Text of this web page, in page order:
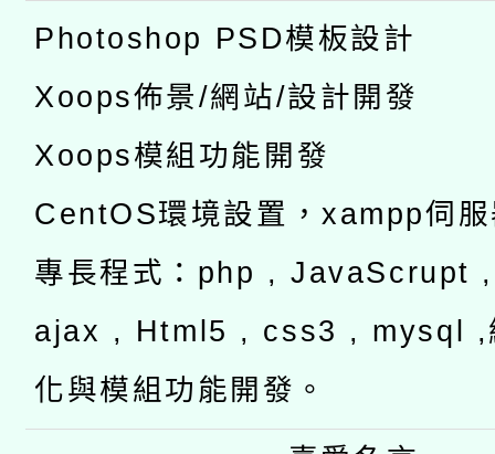
Photoshop PSD模板設計
Xoops佈景/網站/設計開發
Xoops模組功能開發
CentOS環境設置，xampp伺
專長程式：php , JavaScrupt
ajax , Html5 , css3 , mysql ,
化與模組功能開發。